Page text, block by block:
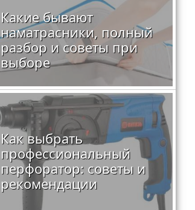
Какие бывают
наматрасники, полный
разбор и советы при
выборе
Как выбрать
профессиональный
перфоратор: советы и
рекомендации